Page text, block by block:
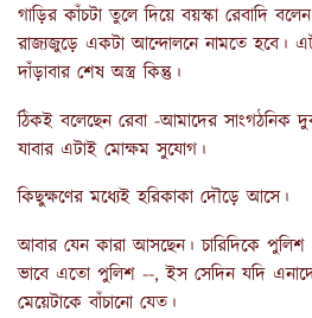
গাড়ির কাঁচটা তুলে দিয়ে বয়স্কা রেবাদি
রাজ্যজুড়ে একটা আন্দোলনে নামতে হবে।
দাঁড়াবার শেষ অস্ত্র কিন্তু।
ঠিকই বলেছেন রেবা -আমাদের সাংগঠনিক
যাবার এটাই মোক্ষম সুযোগ।
কিছুক্ষণের মধ্যেই হরিকাকা দৌড়ে আসে।
আবার যেন কারা আসছেন। চারিদিকে
ভাবে এতো পুলিশ --, ইস সেদিন যদি
মেয়েটাকে বাঁচানো যেত।